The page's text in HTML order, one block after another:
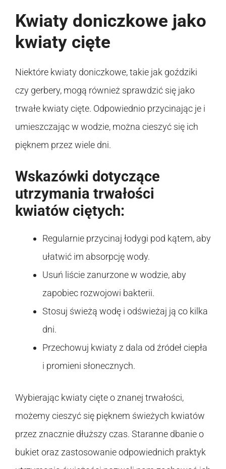
Kwiaty doniczkowe jako
kwiaty cięte
Niektóre kwiaty doniczkowe, takie jak goździki
czy gerbery, mogą również sprawdzić się jako
trwałe kwiaty cięte. Odpowiednio przycinając je i
umieszczając w wodzie, można cieszyć się ich
pięknem przez wiele dni.
Wskazówki dotyczące
utrzymania trwałości
kwiatów ciętych:
Regularnie przycinaj łodygi pod kątem, aby
ułatwić im absorpcję wody.
Usuń liście zanurzone w wodzie, aby
zapobiec rozwojowi bakterii.
Stosuj świeżą wodę i odświeżaj ją co kilka
dni.
Przechowuj kwiaty z dala od źródeł ciepła
i promieni słonecznych.
Wybierając kwiaty cięte o znanej trwałości,
możemy cieszyć się pięknem świeżych kwiatów
przez znacznie dłuższy czas. Staranne dbanie o
bukiet oraz zastosowanie odpowiednich praktyk